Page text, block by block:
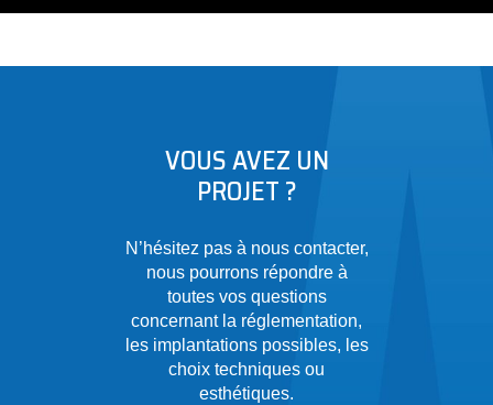
VOUS AVEZ UN
PROJET ?
N’hésitez pas à nous contacter,
nous pourrons répondre à
toutes vos questions
concernant la réglementation,
les implantations possibles, les
choix techniques ou
esthétiques.